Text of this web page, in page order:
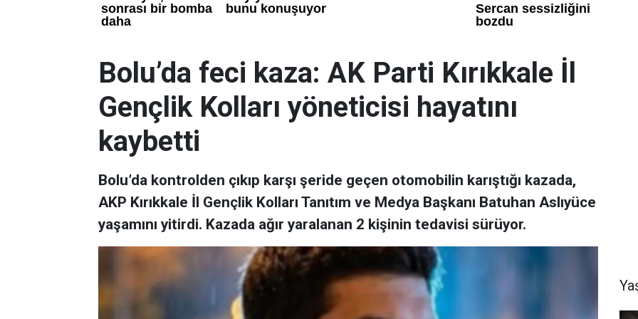
Bolu’da feci kaza: AK Parti Kırıkkale İl
Gençlik Kolları yöneticisi hayatını
kaybetti
Bolu’da kontrolden çıkıp karşı şeride geçen otomobilin karıştığı kazada,
AKP Kırıkkale İl Gençlik Kolları Tanıtım ve Medya Başkanı Batuhan Aslıyüce
yaşamını yitirdi. Kazada ağır yaralanan 2 kişinin tedavisi sürüyor.